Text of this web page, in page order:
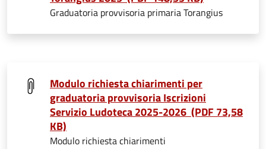
Graduatoria provvisoria primaria Torangius
Modulo richiesta chiarimenti per
graduatoria provvisoria Iscrizioni
Servizio Ludoteca 2025-2026 (PDF 73,58
KB)
Modulo richiesta chiarimenti